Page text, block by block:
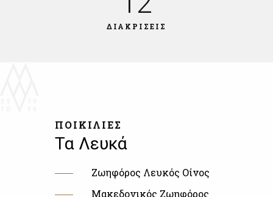
ΠΟΙΚΙΛΙΕΣ
Τα Λευκά
Ζωηφόρος Λευκός Οίνος
Μακεδονικός Ζωηφόρος
ΔΙΑΚΡΙΣΕΙΣ